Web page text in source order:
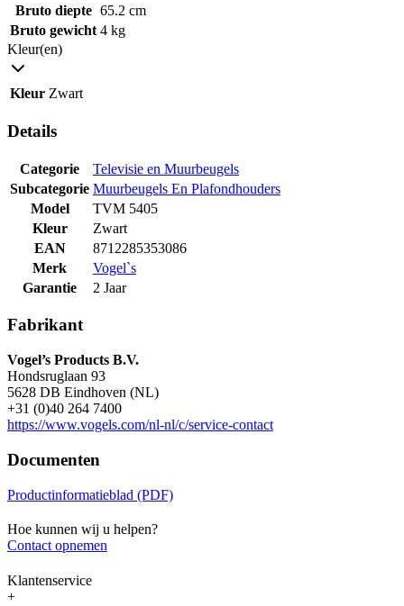
Bruto diepte 65.2 cm
Bruto gewicht 4 kg
Kleur(en)
Kleur Zwart
Details
Categorie
Televisie en Muurbeugels
Subcategorie Muurbeugels En Plafondhouders
Model
TVM 5405
Kleur
Zwart
EAN
8712285353086
Merk
Vogel`s
Garantie
2 Jaar
Fabrikant
Vogel’s Products B.V.
Hondsruglaan 93
5628 DB Eindhoven (NL)
+31 (0)40 264 7400
https://www.vogels.com/nl-nl/c/service-contact
Documenten
Productinformatieblad (PDF)
Hoe kunnen wij u helpen?
Contact opnemen
Klantenservice
+